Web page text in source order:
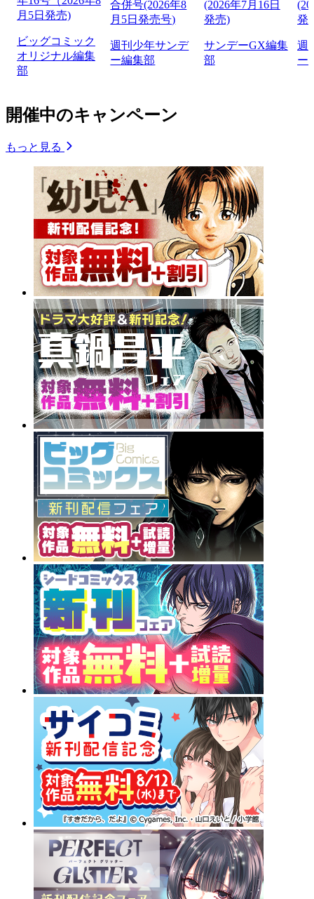
月5日発売)
ビッグコミック
オリジナル編集
部
合併号(2026年8
月5日発売号)
週刊少年サンデ
ー編集部
(2026年7月16日
発売)
サンデーGX編集
部
発
週
ー
開催中のキャンペーン
もっと見る